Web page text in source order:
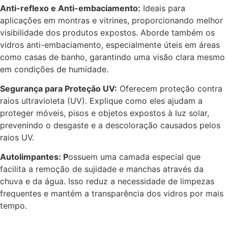
Anti-reflexo e Anti-embaciamento: Ideais para
aplicações em montras e vitrines, proporcionando melhor
visibilidade dos produtos expostos. Aborde também os
vidros anti-embaciamento, especialmente úteis em áreas
como casas de banho, garantindo uma visão clara mesmo
em condições de humidade.
Segurança para Proteção UV: Oferecem proteção contra
raios ultravioleta (UV). Explique como eles ajudam a
proteger móveis, pisos e objetos expostos à luz solar,
prevenindo o desgaste e a descoloração causados pelos
raios UV.
Autolimpantes: Possuem uma camada especial que
facilita a remoção de sujidade e manchas através da
chuva e da água. Isso reduz a necessidade de limpezas
frequentes e mantém a transparência dos vidros por mais
tempo.